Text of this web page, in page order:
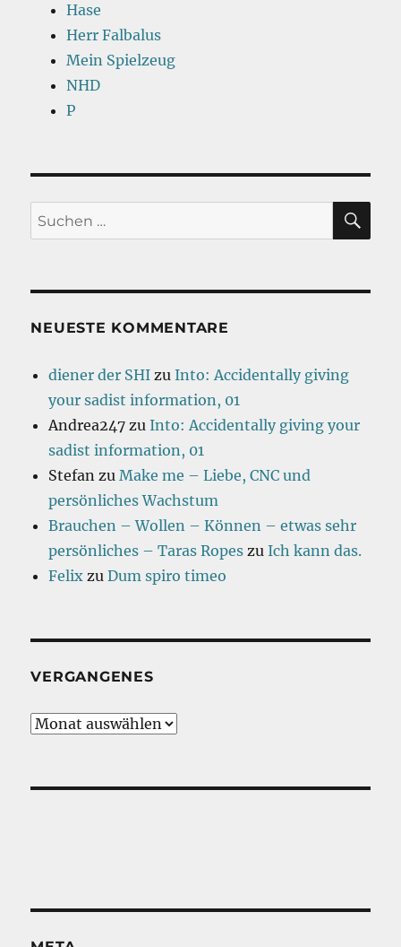
Hase
Herr Falbalus
Mein Spielzeug
NHD
P
Suchen
nach:
NEUESTE KOMMENTARE
diener der SHI zuInto: Accidentally giving
your sadist information, 01
Andrea247 zuInto: Accidentally giving your
sadist information, 01
Stefan zuMake me – Liebe, CNC und
persönliches Wachstum
Brauchen – Wollen – Können – etwas sehr
persönliches – Taras Ropes zuIch kann das.
Felix zuDum spiro timeo
VERGANGENES
Vergangenes